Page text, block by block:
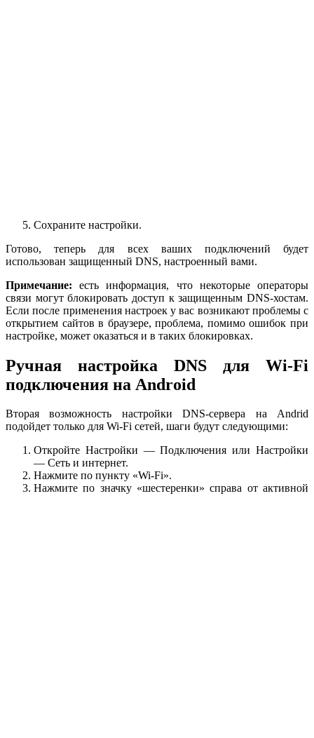
Сохраните настройки.
Готово, теперь для всех ваших подключений будет
использован защищенный DNS, настроенный вами.
Примечание: есть информация, что некоторые операторы
связи могут блокировать доступ к защищенным DNS-хостам.
Если после применения настроек у вас возникают проблемы с
открытием сайтов в браузере, проблема, помимо ошибок при
настройке, может оказаться и в таких блокировках.
Ручная настройка DNS для Wi-Fi
подключения на Android
Вторая возможность настройки DNS-сервера на Andrid
подойдет только для Wi-Fi сетей, шаги будут следующими:
Откройте Настройки — Подключения или Настройки
— Сеть и интернет.
Нажмите по пункту «Wi-Fi».
Нажмите по значку «шестеренки» справа от активной